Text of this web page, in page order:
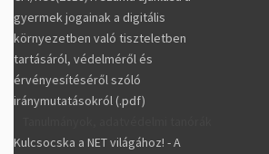
gyermek jogainak a digitális
környezetben való tiszteletben
tartásáról, védelméről és
érvényesítéséről szóló
iránymutatásokról (.pdf)
Kulcsocska a NET világához! - A